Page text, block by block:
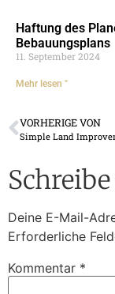
Haftung des
Bebauungsplans
11. September 2024
Mehr lesen "
VORHERIGE VON
Deine E-Mail-
Erforderliche
Kommentar *